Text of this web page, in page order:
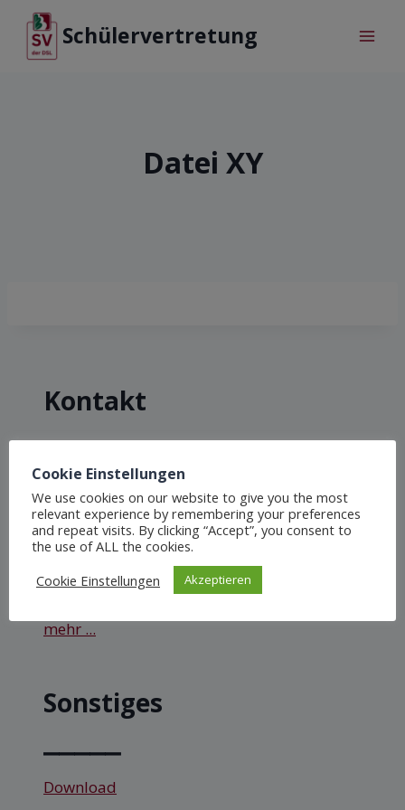
Schülervertretung
Datei XY
Kontakt
⎯⎯⎯⎯⎯
Schülervertretung der Dreieichschule
Langen
Goethestraße 6, 63225 Langen
sv.dreieichschulelangen@gmail.com
mehr ...
Sonstiges
Download
Cookie Einstellungen
We use cookies on our website to give you the most
relevant experience by remembering your preferences
and repeat visits. By clicking “Accept”, you consent to
the use of ALL the cookies.
Cookie Einstellungen
Akzeptieren